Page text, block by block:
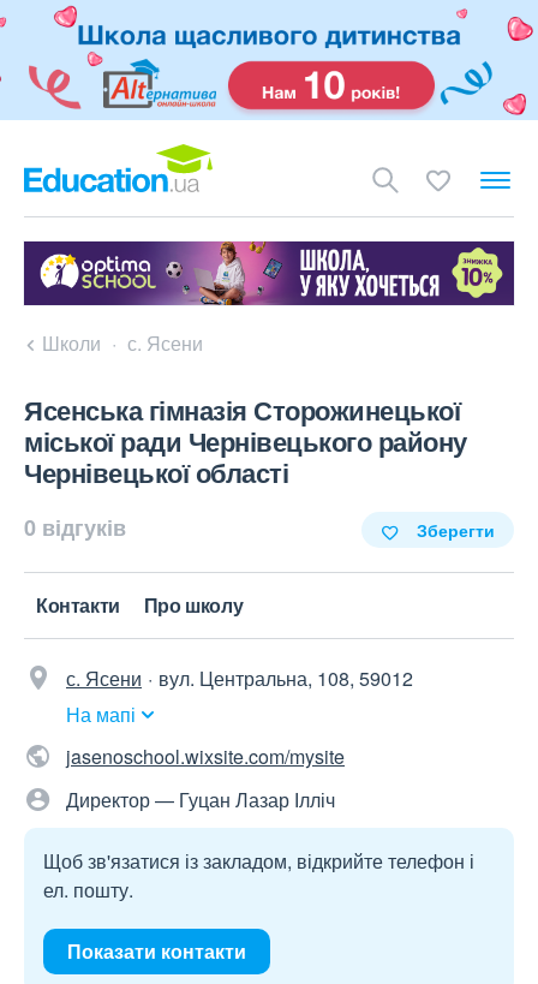
Школи с. Ясени
Ясенська гімназія Сторожинецької
міської ради Чернівецького району
Чернівецької області
0 відгуків Зберегти
Контакти Про школу
с. Ясени
вул. Центральна, 108, 59012
На мапі
jasenoschool.wixsite.com/mysite
Директор — Гуцан Лазар Ілліч
Щоб зв'язатися із закладом, відкрийте телефон і
ел. пошту.
Показати контакти